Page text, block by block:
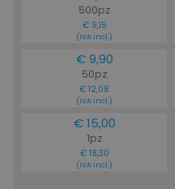
500pz
€ 9,15
(IVA incl.)
€ 9,90
50pz
€ 12,08
(IVA incl.)
€ 15,00
1pz
€ 18,30
(IVA incl.)